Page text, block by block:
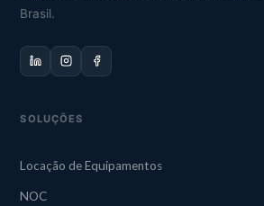
Brasil.
SOLUÇÕES
Locação de Equipamentos
NOC